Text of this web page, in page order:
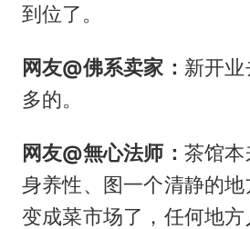
到位了。
网友@佛系卖家： 新开
多的。
网友@無心法师： 茶馆
身养性、图一个清静的
变成菜市场了，任何地